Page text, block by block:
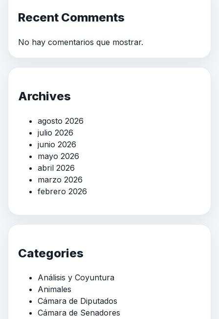
Recent Comments
No hay comentarios que mostrar.
Archives
agosto 2026
julio 2026
junio 2026
mayo 2026
abril 2026
marzo 2026
febrero 2026
Categories
Análisis y Coyuntura
Animales
Cámara de Diputados
Cámara de Senadores